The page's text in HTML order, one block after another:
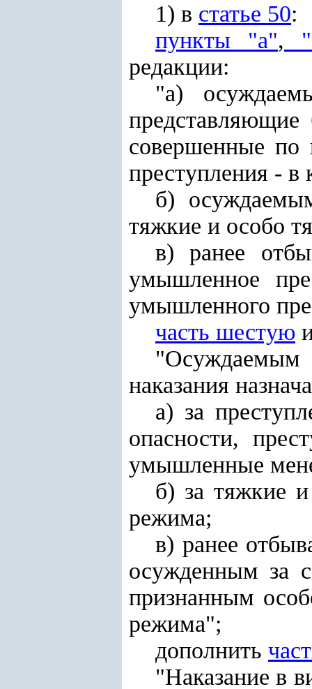
1) в статье 50:
пункты "а",
редакции:
"а)
представляющие
совершенные по
преступления - в
б)
тяжкие и особо
в) ранее
умышленное
умышленного
часть шестую
наказания
а) за
опасности,
умышленные
б) за тяжкие
режима;
в) ранее
осужденным за
признанным
режима";
дополнить
"Наказание в